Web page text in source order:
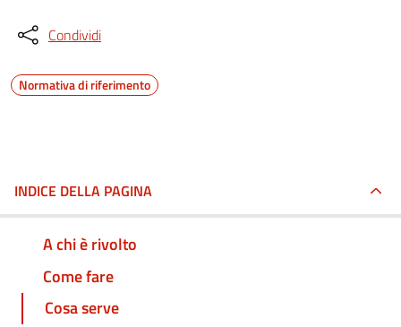
Condividi
Normativa di riferimento
INDICE DELLA PAGINA
A chi è rivolto
Come fare
Cosa serve